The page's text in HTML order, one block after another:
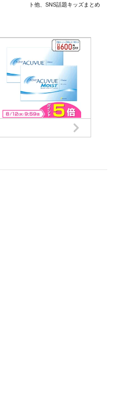
ト他、SNS話題キッズまとめ